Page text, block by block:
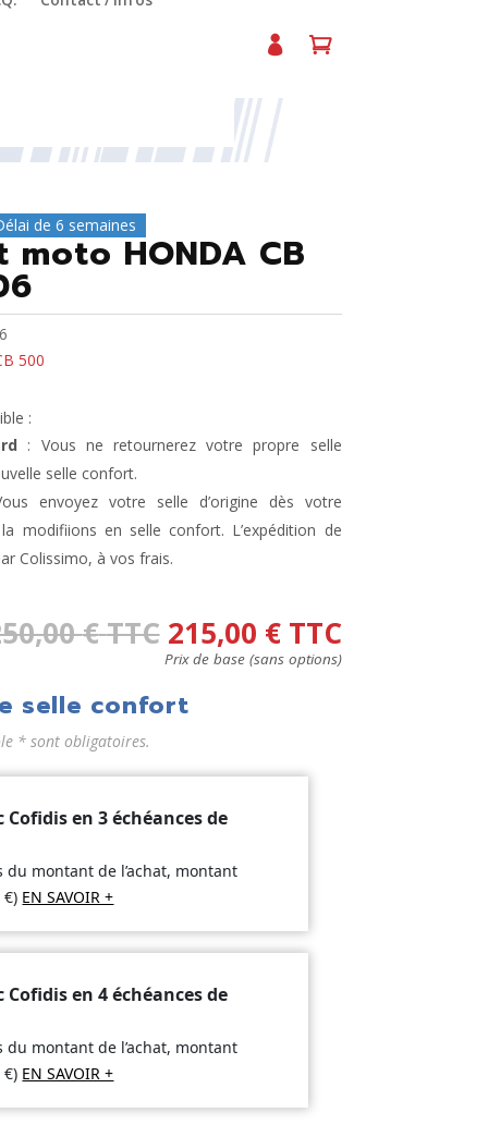
de 6 semaines
HONDA CB
500
:
: Vous ne retournerez votre propre selle
selle confort.
envoyez votre selle d’origine dès votre
modifiions en selle confort. L’expédition de
Colissimo, à vos frais.
€TTC 215,00 € TTC
Prix de base (sans options)
selle confort
* sont obligatoires.
Cofidis en 3 échéances de
du montant de l’achat, montant
€) EN SAVOIR +
Cofidis en 4 échéances de
du montant de l’achat, montant
€) EN SAVOIR +